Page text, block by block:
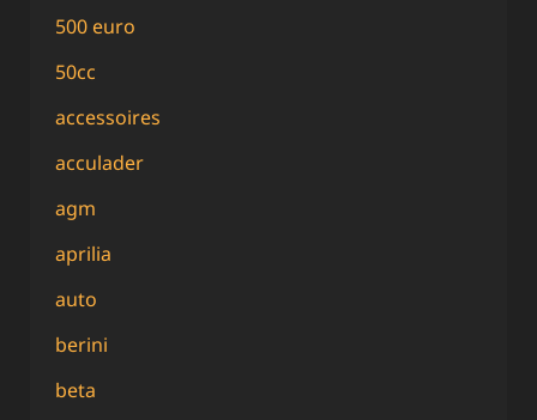
500 euro
50cc
accessoires
acculader
agm
aprilia
auto
berini
beta